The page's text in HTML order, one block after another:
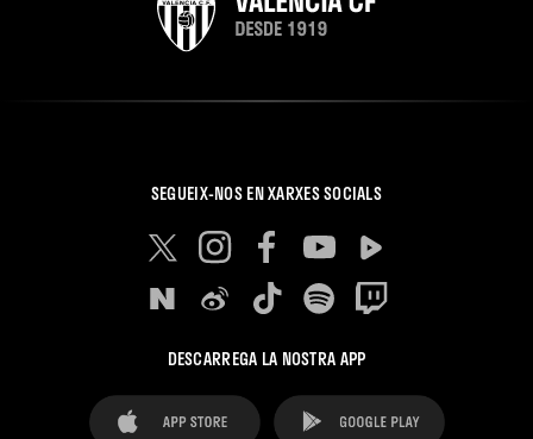
SEGUEIX-NOS EN XARXES SOCIALS
DESCARREGA LA NOSTRA APP